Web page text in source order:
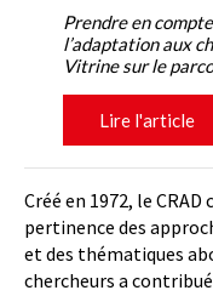
Prendre en
l’adaptation aux
Vitrine sur le
Lire l'article
Créé en 1972, le
pertinence des
et des thématiques
chercheurs a